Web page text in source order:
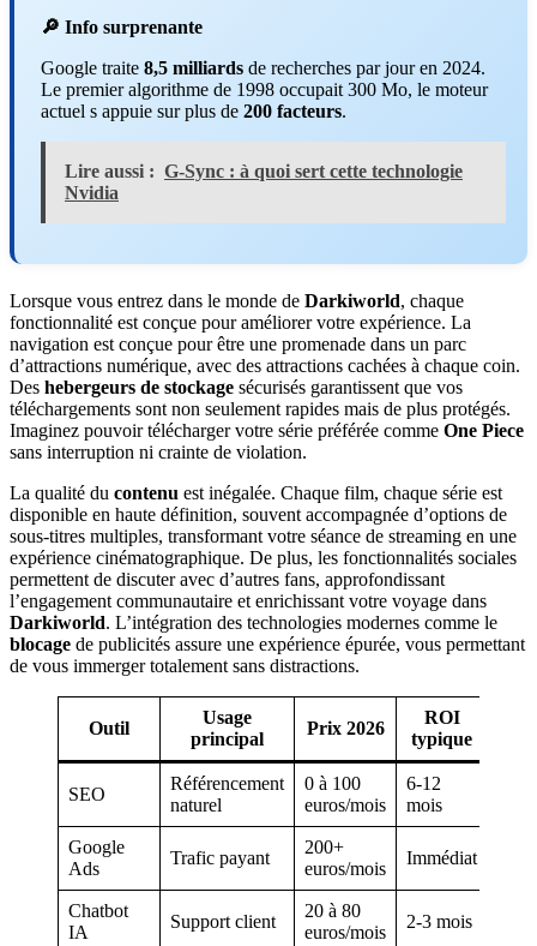
🔎 Info surprenante
Google traite 8,5 milliards de recherches par jour en 2024.
Le premier algorithme de 1998 occupait 300 Mo, le moteur
actuel s appuie sur plus de 200 facteurs.
Lire aussi : G-Sync : à quoi sert cette technologie
Nvidia
Lorsque vous entrez dans le monde de Darkiworld, chaque
fonctionnalité est conçue pour améliorer votre expérience. La
navigation est conçue pour être une promenade dans un parc
d’attractions numérique, avec des attractions cachées à chaque coin.
Des hebergeurs de stockage sécurisés garantissent que vos
téléchargements sont non seulement rapides mais de plus protégés.
Imaginez pouvoir télécharger votre série préférée comme One Piece
sans interruption ni crainte de violation.
La qualité du contenu est inégalée. Chaque film, chaque série est
disponible en haute définition, souvent accompagnée d’options de
sous-titres multiples, transformant votre séance de streaming en une
expérience cinématographique. De plus, les fonctionnalités sociales
permettent de discuter avec d’autres fans, approfondissant
l’engagement communautaire et enrichissant votre voyage dans
Darkiworld. L’intégration des technologies modernes comme le
blocage de publicités assure une expérience épurée, vous permettant
de vous immerger totalement sans distractions.
Outil
Usage
principal
Prix 2026
ROI
typique
SEO
Référencement
naturel
0 à 100
euros/mois
6-12
mois
Google
Ads
Trafic payant
200+
euros/mois
Immédiat
Chatbot
IA
Support client
20 à 80
euros/mois
2-3 mois